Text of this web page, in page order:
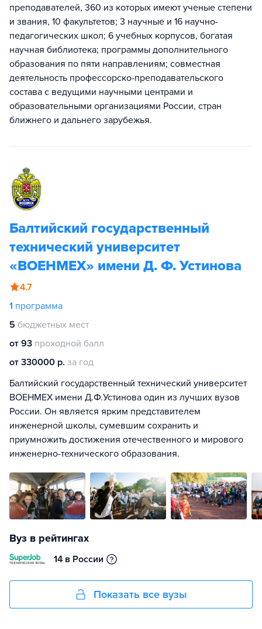
преподавателей, 360 из которых имеют ученые степени
и звания, 10 факультетов; 3 научные и 16 научно-
педагогических школ; 6 учебных корпусов, богатая
научная библиотека; программы дополнительного
образования по пяти направлениям; совместная
деятельность профессорско-преподавательского
состава с ведущими научными центрами и
образовательными организациями России, стран
ближнего и дальнего зарубежья.
Балтийский государственный
технический университет
«ВОЕНМЕХ» имени Д. Ф. Устинова
4.7
1 программа
5 бюджетных мест
от 93 проходной балл
от 330000 р. за год
Балтийский государственный технический университет
ВОЕНМЕХ имени Д.Ф.Устинова один из лучших вузов
России. Он является ярким представителем
инженерной школы, сумевшим сохранить и
приумножить достижения отечественного и мирового
инженерно-технического образования.
Вуз в рейтингах
14 в России
Показать все вузы